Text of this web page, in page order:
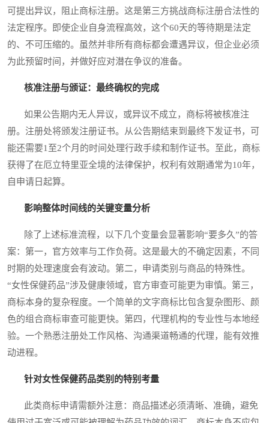
可提出异议，阻止商标注册。这是第三方挑战商标注册合法性的
法定程序。即使企业自身流程高效，这个60天的等待期是法定
的、不可压缩的。虽然并非所有商标都会遭遇异议，但企业必须
为此预留时间，并做好应对潜在争议的准备。
核准注册与颁证：最终确权的完成
如果公告期内无人异议，或异议不成立，商标将被核准注
册。注册处将颁发注册证书。从公告期结束到最终下发证书，可
能还需要1至2个月的时间处理行政手续和制作证书。至此，商标
获得了在厄立特里亚全境的法律保护，权利有效期通常为10年，
自申请日起算。
影响整体时间线的关键变量分析
除了上述标准流程，以下几个变量会显著影响“要多久”的答
案：第一，官方效率与工作负荷。这是最大的不确定因素，不同
时期的处理速度会有波动。第二，申请类别与商品的特殊性。
“女性保健药品”涉及健康领域，官方审查可能更为审慎。第三，
商标本身的复杂程度。一个简单的文字商标比包含复杂图形、颜
色的组合商标审查可能更快。第四，代理机构的专业性与本地经
验。一个熟悉注册处工作风格、沟通渠道畅通的代理，能有效推
动进程。
针对女性保健药品类别的特别考量
此类商标申请需额外注意：商品描述必须清晰、准确，避免